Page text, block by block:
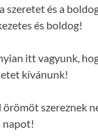
szeretet és a
és boldog!
itt vagyunk,
kívánunk!
szereznek
napot!